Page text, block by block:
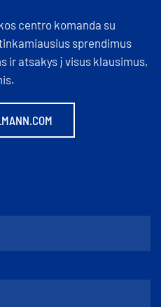
centro komanda su
sprendimus
ir atsakys į visus klausimus,